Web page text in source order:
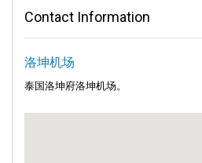
Contact Information
洛坤机场
泰国洛坤府洛坤机场。